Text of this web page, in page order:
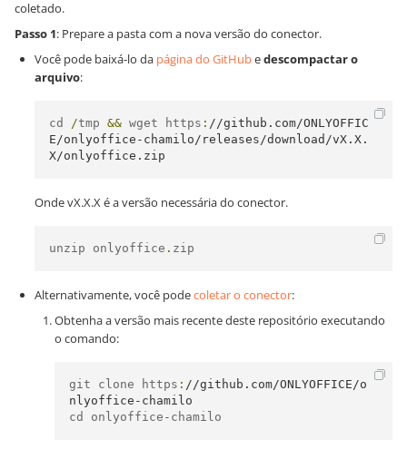
coletado.
Passo 1: Prepare a pasta com a nova versão do conector.
Você pode baixá-lo da página do GitHubedescompactar o
arquivo:
cd /tmp && wget https : //github.com/ONLYOFFIC
E/onlyoffice-chamilo/releases/download/vX.X.
X/onlyoffice.zip
Onde vX.X.X é a versão necessária do conector.
unzip onlyoffice . zip
Alternativamente, você podecoletar o conector:
Obtenha a versão mais recente deste repositório executando
o comando:
git clone https : //github.com/ONLYOFFICE/o
nlyoffice-chamilo
cd onlyoffice - chamilo